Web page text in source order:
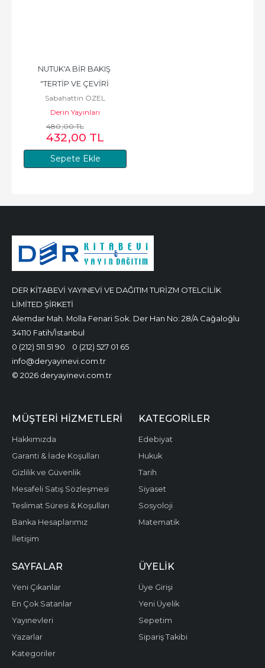
Sepete Ekle
NUTUK'A BİR BAKIŞ
"TERTİP VE ÇEVİRİ
HATALARI"
Sabahattin ÖZEL
Derin Yayınları
480,00TL
432,00 TL
DER KİTABEVİ YAYINEVİ VE DAĞITIM TURİZM OTELCİLİK
LİMİTED ŞİRKETİ
Alemdar Mah. Molla Fenari Sok. Der Han No: 28/A Cağaloğlu
34110 Fatih/İstanbul
0 (212) 511 51 90
0 (212) 527 01 65
info@deryayinevi.com.tr
© 2026 deryayinevi.com.tr
MÜŞTERI HIZMETLERI
Hakkımızda
Garanti & İade Koşulları
Gizlilik ve Güvenlik
Mesafeli Satış Sözleşmesi
Teslimat Süresi & Koşulları
Banka Hesaplarımız
İletişim
KATEGORILER
Edebiyat
Hukuk
Tarih
Siyaset
Sosyoloji
Matematik
SAYFALAR
Yeni Çıkanlar
En Çok Satanlar
Yayınevleri
Yazarlar
Kategoriler
ÜYELIK
Üye Girişi
Yeni Üyelik
Sepetim
Sipariş Takibi